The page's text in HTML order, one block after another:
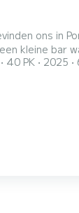
kleine bar
-
in
40 PK 2025